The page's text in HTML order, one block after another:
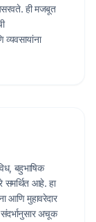
ही मजबूत
बहुभाषिक
समर्थित आहे. हा
आणि मुहावरेदार
अचूक